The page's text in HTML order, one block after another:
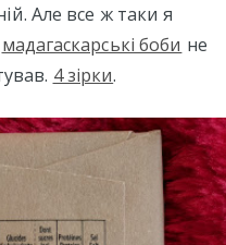
Але все ж таки я
мадагаскарські боби не
4 зірки.